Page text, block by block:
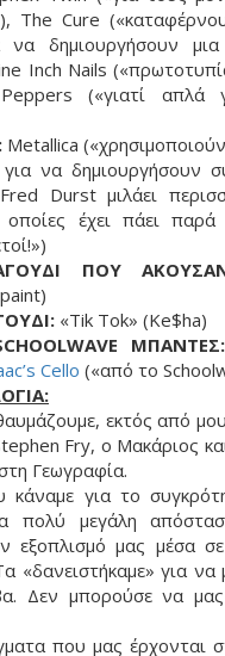
The Cure
να δημιουργήσουν
Inch Nails
(«γιατί απλά
Metallica
για να δημιουργήσουν
Durst μιλάει
οποίες έχει πάει παρά
ΠΟΥ
«Tik Tok» (Ke$ha)
ΜΠΑΝΤΕΣ:
Cello («από το
εκτός από
Fry, ο Μακάριος
Γεωγραφία.
κάναμε για το
πολύ μεγάλη
εξοπλισμό μας μέσα
«δανειστήκαμε» για
Δεν μπορούσε να μας
που μας έρχονται